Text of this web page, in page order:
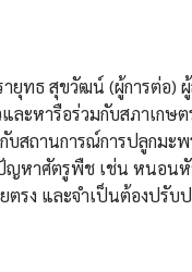
ายุทธ สุขวัฒน์ (ผู้การต่อ
ละหารือร่วมกับสภาเก
สถานการณ์การปลูกมะ
หาศัตรูพืช เช่น หนอนหั
ตรง และจำเป็นต้องปรั